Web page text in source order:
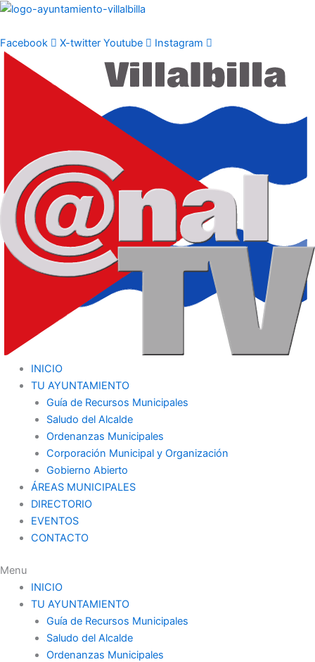
Ir
contenido
Facebook X-twitter Youtube Instagram
INICIO
TU AYUNTAMIENTO
Guía de Recursos Municipales
Saludo del Alcalde
Ordenanzas Municipales
Corporación Municipal y Organización
Gobierno Abierto
ÁREAS MUNICIPALES
DIRECTORIO
EVENTOS
CONTACTO
Menu
INICIO
TU AYUNTAMIENTO
Guía de Recursos Municipales
Saludo del Alcalde
Ordenanzas Municipales